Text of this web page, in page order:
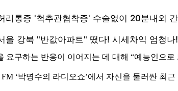
구하는 반응이 이어지는 데 대해 “예능인으로
‘박명수의 라디오쇼’에서 자신을 둘러싼 최